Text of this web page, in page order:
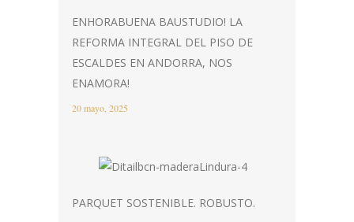
ENHORABUENA BAUSTUDIO! LA
REFORMA INTEGRAL DEL PISO DE
ESCALDES EN ANDORRA, NOS
ENAMORA!
20 mayo, 2025
PARQUET SOSTENIBLE. ROBUSTO.